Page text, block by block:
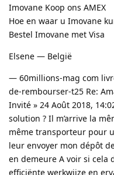
Imovane Koop ons AMEX
Hoe en waar u Imovane
Bestel Imovane met Visa
Elsene — België
— 60millions-mag com
de-rembourser-t25 Re:
Invité » 24 Août 2018,
solution ? Il m’arrive la
même transporteur pour
leur envoyer mon dépôt
en demeure A voir si cela
efficiënte werkwijze en